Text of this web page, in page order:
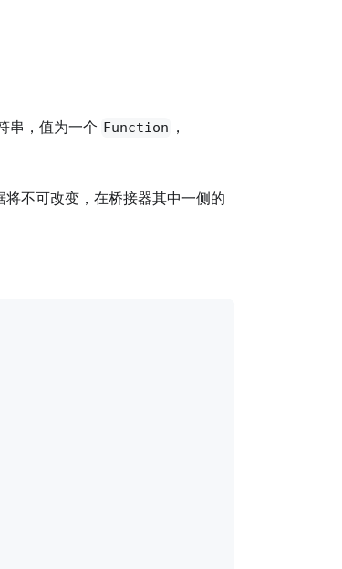
串，值为一个 Function ，
不可改变，在桥接器其中一侧的